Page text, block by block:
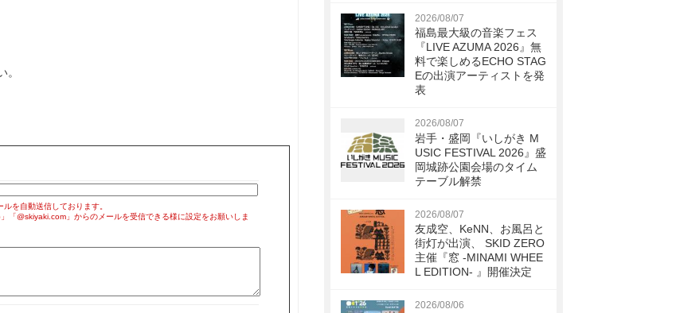
を自動送信しております。
「@skiyaki.com」からのメールを受信できる様に設定をお願いしま
2026/08/07
福島最大級の音楽フェス
『LIVE AZUMA 2026』無
料で楽しめるECHO STAG
Eの出演アーティストを発
表
2026/08/07
岩手・盛岡『いしがき M
USIC FESTIVAL 2026』盛
岡城跡公園会場のタイム
テーブル解禁
2026/08/07
友成空、KeNN、お風呂と
街灯が出演、 SKID ZERO
主催『窓 -MINAMI WHEE
L EDITION- 』開催決定
2026/08/06